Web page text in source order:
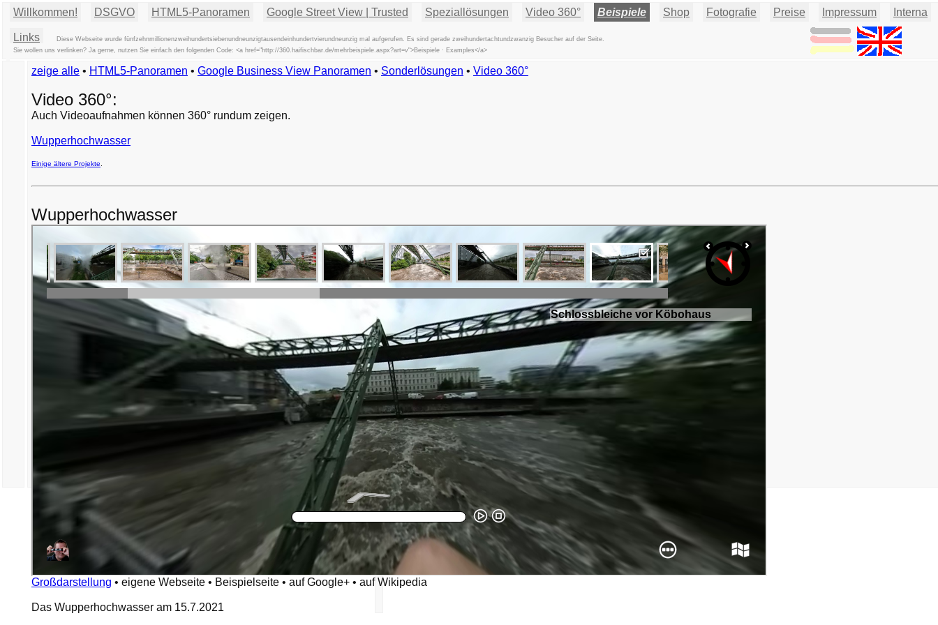
Willkommen! DSGVO HTML5-Panoramen Google Street View | Trusted Speziallösungen Video 360° Beispiele Shop Fotografie Preise Impressum Interna
Links
Diese Webseite wurde fünfzehnmillionenzweihundertsiebenundneunzigtausendeinhundertvierundneunzig mal aufgerufen. Es sind gerade zweihundertachtundzwanzig Besucher auf der Seite.
Sie wollen uns verlinken? Ja gerne, nutzen Sie einfach den folgenden Code: <a href="http://360.haifischbar.de/mehrbeispiele.aspx?art=v">Beispiele · Examples</a>
Beispiele
Παραδείγματα
例
예
zeige alle • HTML5-Panoramen • Google Business View Panoramen • Sonderlösungen • Video 360°
Video 360°:
Auch Videoaufnahmen können 360° rundum zeigen.
Wupperhochwasser
Einige ältere Projekte
Wupperhochwasser
Großdarstellung • eigene Webseite • Beispielseite • auf Google+ • auf Wikipedia
Das Wupperhochwasser am 15.7.2021